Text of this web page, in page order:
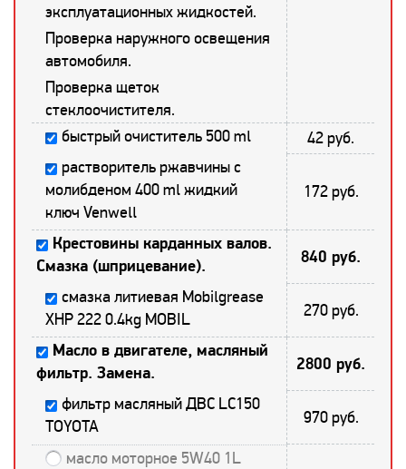
эксплуатационных жидкостей.
Проверка наружного освещения
автомобиля.
Проверка щеток
стеклоочистителя.
быстрый очиститель 500 ml
42 руб.
растворитель ржавчины с
молибденом 400 ml жидкий
ключ Venwell
172 руб.
Крестовины карданных валов.
Смазка (шприцевание).
840 руб.
смазка литиевая Mobilgrease
XHP 222 0.4kg MOBIL
270 руб.
Масло в двигателе, масляный
фильтр. Замена.
2800 руб.
фильтр масляный ДВС LC150
TOYOTA
970 руб.
масло моторное 5W40 1L